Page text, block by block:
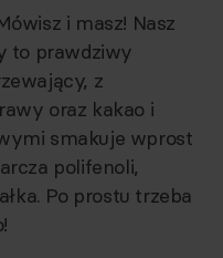
i masz! Nasz
to prawdziwy
z
oraz kakao i
smakuje wprost
polifenoli,
Po prostu trzeba